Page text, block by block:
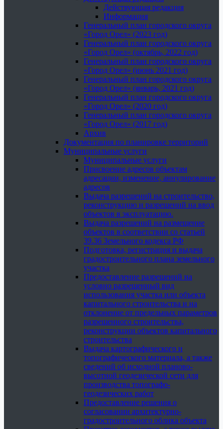
Действующая редакция
Информация
Генеральный план городского округа
«Город Орел» (2023 год)
Генеральный план городского округа
«Город Орел» (октябрь, 2022 год)
Генеральный план городского округа
«Город Орел» (июнь 2021 год)
Генеральный план городского округа
«Город Орел» (январь, 2021 год)
Генеральный план городского округа
«Город Орел» (2020 год)
Генеральный план городского округа
«Город Орел» (2017 год)
Архив
Документация по планировке территорий
Муниципальные услуги
Муниципальные услуги
Присвоение адресов объектам
адресации, изменение, аннулирование
адресов
Выдача разрешений на строительство,
реконструкцию и разрешений на ввод
объектов в эксплуатацию.
Выдача разрешений на размещение
объектов в соответствии со статьей
39.36 Земельного кодекса РФ
Подготовка, регистрация и выдача
градостроительного плана земельного
участка
Предоставление разрешений на
условно разрешенный вид
использования участка или объекта
капитального строительства и на
отклонение от предельных параметров
разрешенного строительства,
реконструкции объектов капитального
строительства
Выдача картографического и
топографического материала, а также
сведений об исходной планово-
высотной геодезической сети для
производства топографо-
геодезических работ
Предоставление решения о
согласовании архитектурно-
градостроительного облика объекта